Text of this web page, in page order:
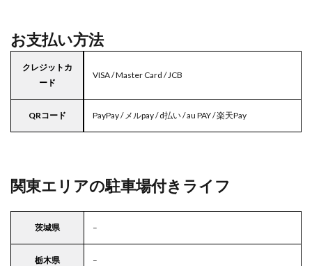
お支払い方法
クレジットカ
ード
VISA / Master Card / JCB
QRコード PayPay / メルpay / d払い / au PAY / 楽天Pay
関東エリアの駐車場付きライフ
茨城県 –
栃木県 –